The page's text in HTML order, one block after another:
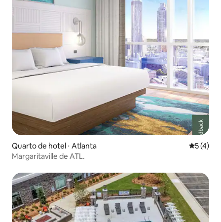
Quarto de hotel ⋅ Atlanta 5 de
5 (4)
Margaritaville de ATL.